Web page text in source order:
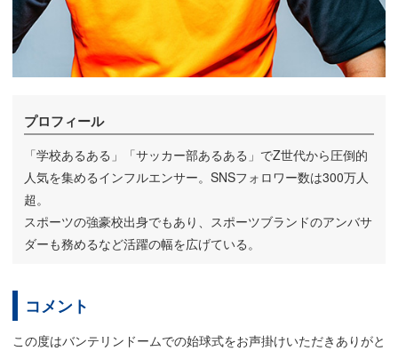
プロフィール
「学校あるある」「サッカー部あるある」でZ世代から圧倒的
人気を集めるインフルエンサー。SNSフォロワー数は300万人
超。
スポーツの強豪校出身でもあり、スポーツブランドのアンバサ
ダーも務めるなど活躍の幅を広げている。
コメント
この度はバンテリンドームでの始球式をお声掛けいただきありがと